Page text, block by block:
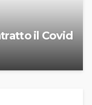
il Covid